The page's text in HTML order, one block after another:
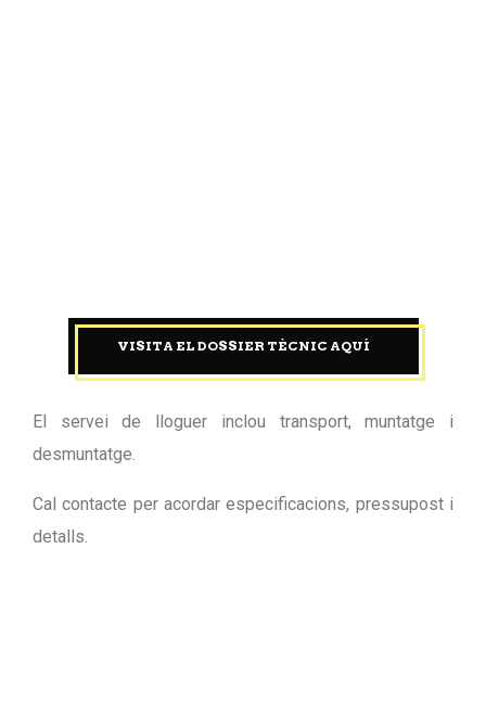
VISITA EL DOSSIER TÈCNIC AQUÍ
El servei de lloguer inclou transport, muntatge i
desmuntatge.
Cal contacte per acordar especificacions, pressupost i
detalls.